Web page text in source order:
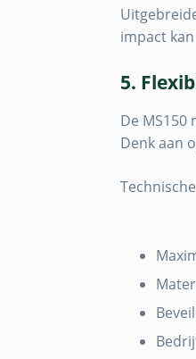
impact
5.
De
Denk aan